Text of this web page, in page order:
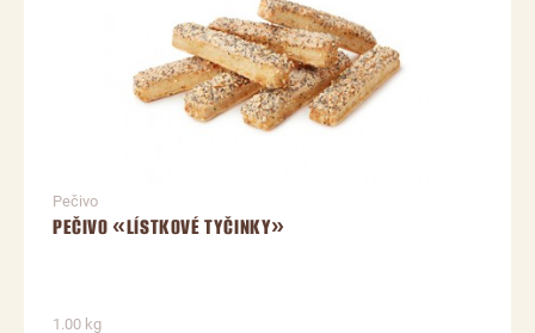
Pečivo
PEČIVO «LÍSTKOVÉ TYČINKY»
1.00 kg